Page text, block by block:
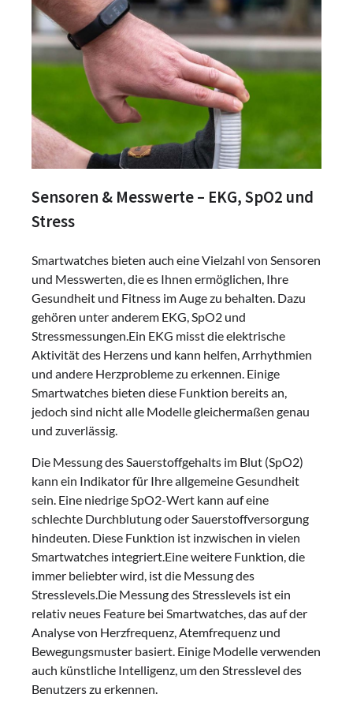
Sensoren & Messwerte – EKG, SpO2 und
Stress
Smartwatches bieten auch eine Vielzahl von Sensoren
und Messwerten, die es Ihnen ermöglichen, Ihre
Gesundheit und Fitness im Auge zu behalten. Dazu
gehören unter anderem EKG, SpO2 und
Stressmessungen.Ein EKG misst die elektrische
Aktivität des Herzens und kann helfen, Arrhythmien
und andere Herzprobleme zu erkennen. Einige
Smartwatches bieten diese Funktion bereits an,
jedoch sind nicht alle Modelle gleichermaßen genau
und zuverlässig.
Die Messung des Sauerstoffgehalts im Blut (SpO2)
kann ein Indikator für Ihre allgemeine Gesundheit
sein. Eine niedrige SpO2-Wert kann auf eine
schlechte Durchblutung oder Sauerstoffversorgung
hindeuten. Diese Funktion ist inzwischen in vielen
Smartwatches integriert.Eine weitere Funktion, die
immer beliebter wird, ist die Messung des
Stresslevels.Die Messung des Stresslevels ist ein
relativ neues Feature bei Smartwatches, das auf der
Analyse von Herzfrequenz, Atemfrequenz und
Bewegungsmuster basiert. Einige Modelle verwenden
auch künstliche Intelligenz, um den Stresslevel des
Benutzers zu erkennen.